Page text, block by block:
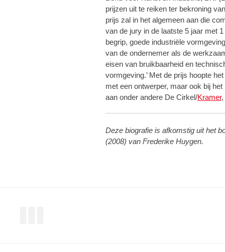
prijzen uit te reiken ter bekroning
prijs zal in het algemeen aan die
van de jury in de laatste 5 jaar met
begrip, goede industriële
van de ondernemer als de
eisen van bruikbaarheid en
vormgeving.’ Met de prijs hoopte
met een ontwerper, maar ook bij
aan onder andere De Cirkel/Kramer,
Deze biografie is afkomstig uit het
(2008) van Frederike Huygen.